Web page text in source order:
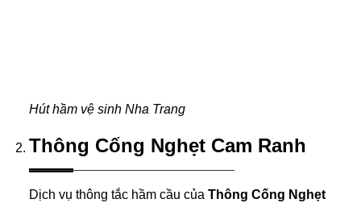
Hút hầm vệ sinh Nha Trang
Thông Cống Nghẹt Cam Ranh
Dịch vụ thông tắc hầm cầu của Thông Cống Nghẹt